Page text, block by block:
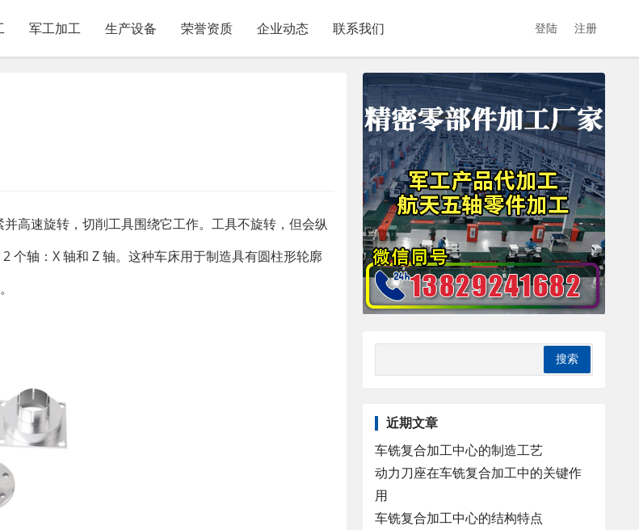
军工加工 生产设备 荣誉资质 企业动态 联系我们 登陆 注册
高速旋转，切削工具围绕它工作。工具不旋转，但会纵
个轴：X 轴和 Z 轴。这种车床用于制造具有圆柱形轮廓
近期文章
车铣复合加工中心的制造工艺
动力刀座在车铣复合加工中的关键作
用
车铣复合加工中心的结构特点